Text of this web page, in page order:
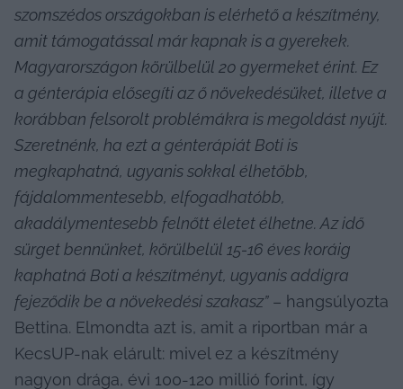
szomszédos országokban is elérhető a készítmény,
amit támogatással már kapnak is a gyerekek.
Magyarországon körülbelül 20 gyermeket érint. Ez
a génterápia elősegíti az ő növekedésüket, illetve a
korábban felsorolt problémákra is megoldást nyújt.
Szeretnénk, ha ezt a génterápiát Boti is
megkaphatná, ugyanis sokkal élhetőbb,
fájdalommentesebb, elfogadhatóbb,
akadálymentesebb felnőtt életet élhetne. Az idő
sürget bennünket, körülbelül 15-16 éves koráig
kaphatná Boti a készítményt, ugyanis addigra
fejeződik be a növekedési szakasz” – hangsúlyozta
Bettina. Elmondta azt is, amit a riportban már a
KecsUP-nak elárult: mivel ez a készítmény
nagyon drága, évi 100-120 millió forint, így